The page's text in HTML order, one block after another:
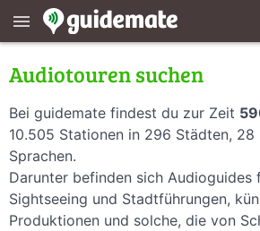
menu
Audiotouren suchen
Bei guidemate findest du zur Zeit
10.505 Stationen in 296 Städten, 28
Sprachen.
Darunter befinden sich Audioguides
Sightseeing und Stadtführungen,
Produktionen und solche, die von